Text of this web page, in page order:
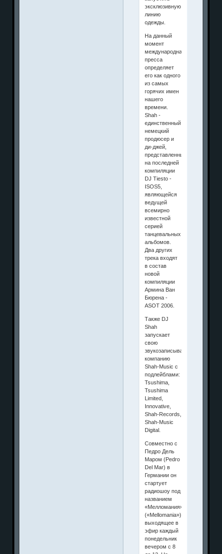
эксклюзивную
линию
одежды.
На данный
момент
международная
пресса
определяет
его как одного
из самых
горячих имен
нашего
времени.
Shah -
единственный
немецкий
продюсер и
ди-джей,
представленный
на последней
компиляции
DJ Tiesto -
ISOS5,
являющейся
ведущей
всемирно
известной
серией
танцевальных
альбомов.
Два других
трека входят
в состав
новой
компиляции
Армина Ван
Бюрена -
ASOT 2006.
Также DJ
Shah
запускает
свою
звукозаписывающую
компанию
Shah-Music с
подлейблами:
Tsushima,
Tsushima
Limited,
Innovative,
Shah-Records,
Shah-Music
Digital.
Совместно с
Педро Дель
Маром (Pedro
Del Mar) в
Германии он
стартует
радиошоу под
названием
«Мелломания»
(«Mellomania»),
выходящее в
эфир каждый
понедельник
вечером с 8